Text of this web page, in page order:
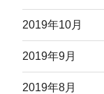
2019年10月
2019年9月
2019年8月